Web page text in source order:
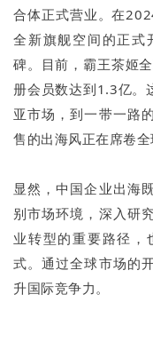
合体正式营业。在
全新旗舰空间的正式
碑。目前，霸王茶姬
册会员数达到1.3亿。
亚市场，到一带一路
售的出海风正在席卷全
显然，中国企业出海
别市场环境，深入研
业转型的重要路径，
式。通过全球市场的
升国际竞争力。